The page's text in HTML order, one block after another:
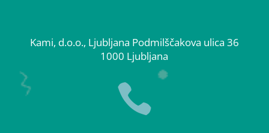
Kami, d.o.o., Ljubljana Podmilščakova ulica 36
1000 Ljubljana
